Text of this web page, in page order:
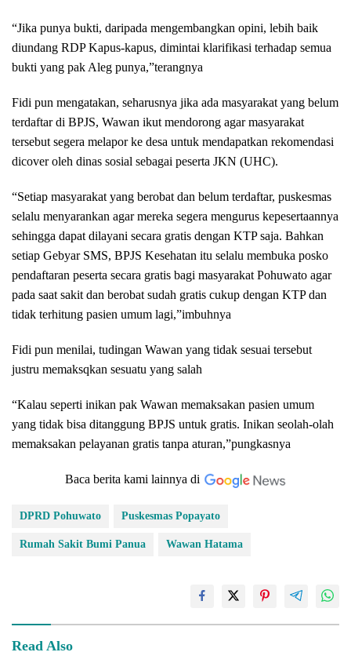
“Jika punya bukti, daripada mengembangkan opini, lebih baik
diundang RDP Kapus-kapus, dimintai klarifikasi terhadap semua
bukti yang pak Aleg punya,”terangnya
Fidi pun mengatakan, seharusnya jika ada masyarakat yang belum
terdaftar di BPJS, Wawan ikut mendorong agar masyarakat
tersebut segera melapor ke desa untuk mendapatkan rekomendasi
dicover oleh dinas sosial sebagai peserta JKN (UHC).
“Setiap masyarakat yang berobat dan belum terdaftar, puskesmas
selalu menyarankan agar mereka segera mengurus kepesertaannya
sehingga dapat dilayani secara gratis dengan KTP saja. Bahkan
setiap Gebyar SMS, BPJS Kesehatan itu selalu membuka posko
pendaftaran peserta secara gratis bagi masyarakat Pohuwato agar
pada saat sakit dan berobat sudah gratis cukup dengan KTP dan
tidak terhitung pasien umum lagi,”imbuhnya
Fidi pun menilai, tudingan Wawan yang tidak sesuai tersebut
justru memaksqkan sesuatu yang salah
“Kalau seperti inikan pak Wawan memaksakan pasien umum
yang tidak bisa ditanggung BPJS untuk gratis. Inikan seolah-olah
memaksakan pelayanan gratis tanpa aturan,”pungkasnya
Baca berita kami lainnya di
DPRD Pohuwato Puskesmas Popayato
Rumah Sakit Bumi Panua Wawan Hatama
Read Also